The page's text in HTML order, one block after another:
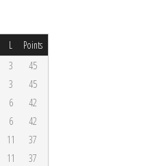
L Points
3
45
3
45
6
42
6
42
11
37
11
37